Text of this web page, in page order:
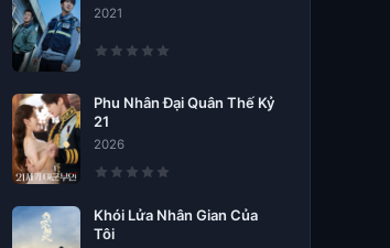
2021
Phu Nhân Đại Quân Thế Kỷ
21
2026
Khói Lửa Nhân Gian Của
Tôi